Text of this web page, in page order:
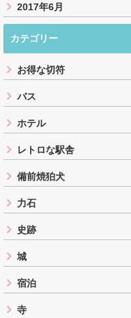
2017年6月
カテゴリー
お得な切符
バス
ホテル
レトロな駅舎
備前焼狛犬
力石
史跡
城
宿泊
寺